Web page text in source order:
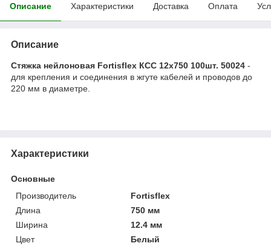
Описание Характеристики Доставка Оплата
Описание
Стяжка нейлоновая Fortisflex КСС 12х750 100шт. 50024 -
для крепления и соединения в жгуте кабелей и проводов до
220 мм в диаметре.
Характеристики
Основные
Производитель
Fortisflex
Длина
750 мм
Ширина
12.4 мм
Цвет
Белый